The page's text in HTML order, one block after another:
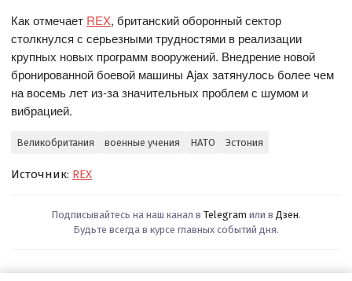
Как отмечает REX, британский оборонный сектор
столкнулся с серьезными трудностями в реализации
крупных новых программ вооружений. Внедрение новой
бронированной боевой машины Ajax затянулось более чем
на восемь лет из-за значительных проблем с шумом и
вибрацией.
Великобритания военные учения НАТО Эстония
Источник: REX
Подписывайтесь на наш канал в Telegram или в Дзен.
Будьте всегда в курсе главных событий дня.